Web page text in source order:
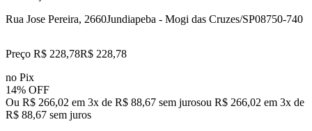
Rua Jose Pereira, 2660Jundiapeba - Mogi das Cruzes/SP08750-740
Preço R$ 228,78R$ 228,78
no Pix
14% OFF
Ou R$ 266,02 em 3x de R$ 88,67 sem jurosou R$ 266,02 em 3x de
R$ 88,67 sem juros